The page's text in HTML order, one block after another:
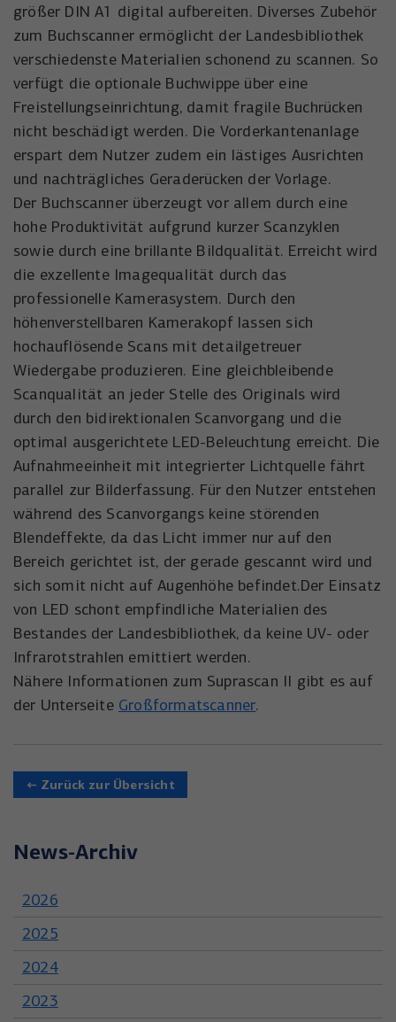
größer DIN A1 digital aufbereiten. Diverses Zubehör
zum Buchscanner ermöglicht der Landesbibliothek
verschiedenste Materialien schonend zu scannen. So
verfügt die optionale Buchwippe über eine
Freistellungseinrichtung, damit fragile Buchrücken
nicht beschädigt werden. Die Vorderkantenanlage
erspart dem Nutzer zudem ein lästiges Ausrichten
und nachträgliches Geraderücken der Vorlage.
Der Buchscanner überzeugt vor allem durch eine
hohe Produktivität aufgrund kurzer Scanzyklen
sowie durch eine brillante Bildqualität. Erreicht wird
die exzellente Imagequalität durch das
professionelle Kamerasystem. Durch den
höhenverstellbaren Kamerakopf lassen sich
hochauflösende Scans mit detailgetreuer
Wiedergabe produzieren. Eine gleichbleibende
Scanqualität an jeder Stelle des Originals wird
durch den bidirektionalen Scanvorgang und die
optimal ausgerichtete LED-Beleuchtung erreicht. Die
Aufnahmeeinheit mit integrierter Lichtquelle fährt
parallel zur Bilderfassung. Für den Nutzer entstehen
während des Scanvorgangs keine störenden
Blendeffekte, da das Licht immer nur auf den
Bereich gerichtet ist, der gerade gescannt wird und
sich somit nicht auf Augenhöhe befindet.Der Einsatz
von LED schont empfindliche Materialien des
Bestandes der Landesbibliothek, da keine UV- oder
Infrarotstrahlen emittiert werden.
Nähere Informationen zum Suprascan II gibt es auf
der Unterseite Großformatscanner.
← Zurück zur Übersicht
News-Archiv
2026
2025
2024
2023
Name wal_webinar_source
Anbieter Walter Nagel GmbH & Co. KG
Laufzeit 30 Tage
Zweck
Speichert die Besucher-Quelle für
Anbieter Meta Platforms, Inc.
Laufzeit 3 Monate
Zweck
Wird von Facebook/Meta genutzt, um den
Erfolg von Werbeanzeigen zu messen und
Nutzer zu identifizieren.
Name _uetvid
Anbieter
Laufzeit 1 Jahr
Zweck
Wird von Microsoft Bing Ads verwendet
verfolgen.
Name _uetsid
Anbieter Microsoft Corporation
Laufzeit 1 Tag
Zweck
Wird von Microsoft Bing Ads verwendet
um Nutzer über Webseiten hinweg zu
verfolgen.
Externe Inhalte
Externe Inhalte (von z.B. Videoplattformen, Social-Media-
Plattformen oder Google-Maps) werden standardmäßig
blockiert. Wenn Cookies von externen Medien akzeptiert
werden, bedarf der Zugriff auf diese Inhalte keiner
manuellen Einwilligung mehr.
Name NID
Anbieter Google Maps
Laufzeit 6 Monate
Zweck
Inhalten verwendet.
Name NID
Anbieter YouTube
Laufzeit 6 Monate
Zweck
Wird verwendet, um YouTube-Inhalte zu
entsperren.
Cookie-Informationen anzeigen